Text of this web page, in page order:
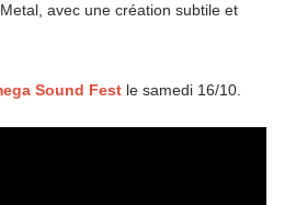
avec une création subtile et
Sound Festle samedi 16/10.